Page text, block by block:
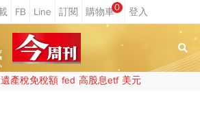
0
遺產稅免稅額 fed 高股息etf 美元